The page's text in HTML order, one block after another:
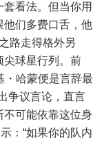
看法。但当你用
他们多费口舌，他
路走得格外另
尖球星行列。前
・哈蒙便是言辞最
争议言论，直言
可能依靠这位身
：“如果你的队内